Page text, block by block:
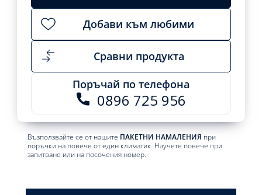
Добави към любими
Сравни продукта
Поръчай по телефона
0896 725 956
Възползвайте се от нашите ПАКЕТНИ НАМАЛЕНИЯ при
поръчки на повече от един климатик. Научете повече при
запитване или на посочения номер.